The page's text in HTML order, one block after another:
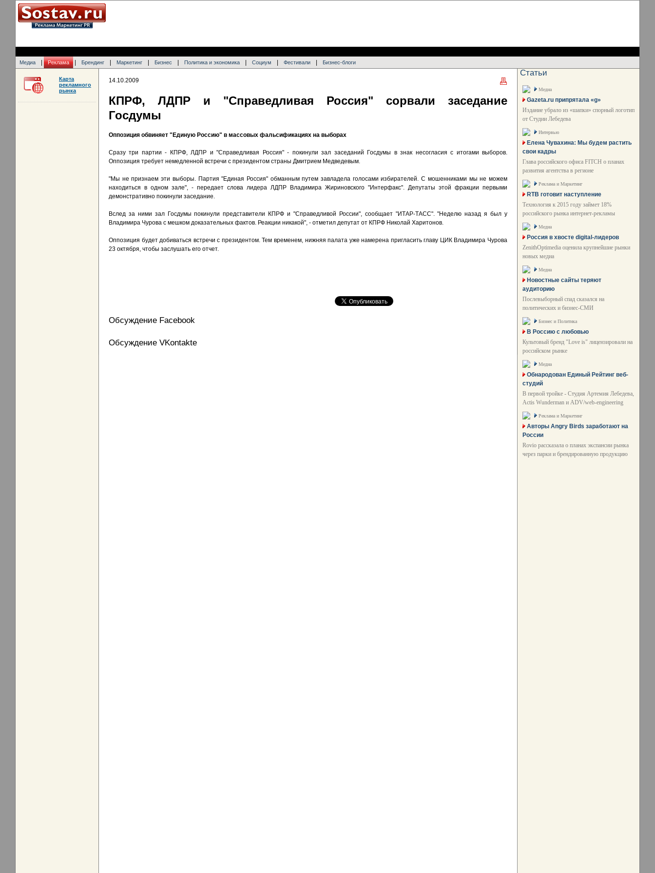
Медиа Реклама Брендинг Маркетинг Бизнес Политика и экономика Социум Фестивали Бизнес-блоги
14.10.2009
КПРФ, ЛДПР и "Справедливая Россия" сорвали заседание
Госдумы
Оппозиция обвиняет "Единую Россию" в массовых фальсификациях на выборах
Сразу три партии - КПРФ, ЛДПР и "Справедливая Россия" - покинули зал заседаний Госдумы в знак несогласия с итогами выборов.
Оппозиция требует немедленной встречи с президентом страны Дмитрием Медведевым.
"Мы не признаем эти выборы. Партия "Единая Россия" обманным путем завладела голосами избирателей. С мошенниками мы не можем
находиться в одном зале", - передает слова лидера ЛДПР Владимира Жириновского "Интерфакс". Депутаты этой фракции первыми
демонстративно покинули заседание.
Вслед за ними зал Госдумы покинули представители КПРФ и "Справедливой России", сообщает "ИТАР-ТАСС". "Неделю назад я был у
Владимира Чурова с мешком доказательных фактов. Реакции никакой", - отметил депутат от КПРФ Николай Харитонов.
Оппозиция будет добиваться встречи с президентом. Тем временем, нижняя палата уже намерена пригласить главу ЦИК Владимира Чурова
23 октября, чтобы заслушать его отчет.
Обсуждение Facebook
Обсуждение VKontakte
Карта
рекламного
рынка
Статьи
Медиа
Gazeta.ru припрятала «g»
Издание убрало из «шапки» спорный логотип
от Студии Лебедева
Интервью
Елена Чувахина: Мы будем растить
свои кадры
Глава российского офиса FITCH о планах
развития агентства в регионе
Реклама и Маркетинг
RTB готовит наступление
Технология к 2015 году займет 18%
российского рынка интернет-рекламы
Медиа
Россия в хвосте digital-лидеров
ZenithOptimedia оценила крупнейшие рынки
новых медиа
Медиа
Новостные сайты теряют
аудиторию
Послевыборный спад сказался на
политических и бизнес-СМИ
Бизнес и Политика
В Россию с любовью
Культовый бренд "Love is" лицензировали на
российском рынке
Медиа
Обнародован Единый Рейтинг веб-
студий
В первой тройке - Студия Артемия Лебедева,
Actis Wunderman и ADV/web-engineering
Реклама и Маркетинг
Авторы Angry Birds заработают на
России
Rovio рассказала о планах экспансии рынка
через парки и брендированную продукцию